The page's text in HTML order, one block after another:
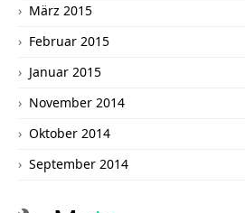
März 2015
Februar 2015
Januar 2015
November 2014
Oktober 2014
September 2014